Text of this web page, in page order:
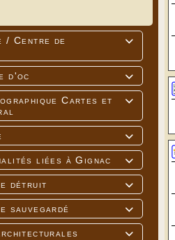

/ Centre de

d'oc

Cartes et


liées à Gignac

détruit

sauvegardé
